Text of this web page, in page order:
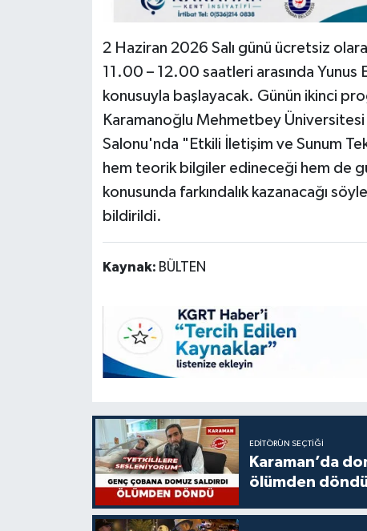
2 Haziran 2026 Salı günü ücretsiz
11.00 – 12.00 saatleri arasında
konusuyla başlayacak. Günün ikinci
Karamanoğlu Mehmetbey Üniversitesi
Salonu'nda "Etkili İletişim ve Sunum
hem teorik bilgiler edineceği hem de
konusunda farkındalık kazanacağı
bildirildi.
Kaynak: BÜLTEN
EDITÖRÜN SEÇTIĞI
Karaman’da
ölümden